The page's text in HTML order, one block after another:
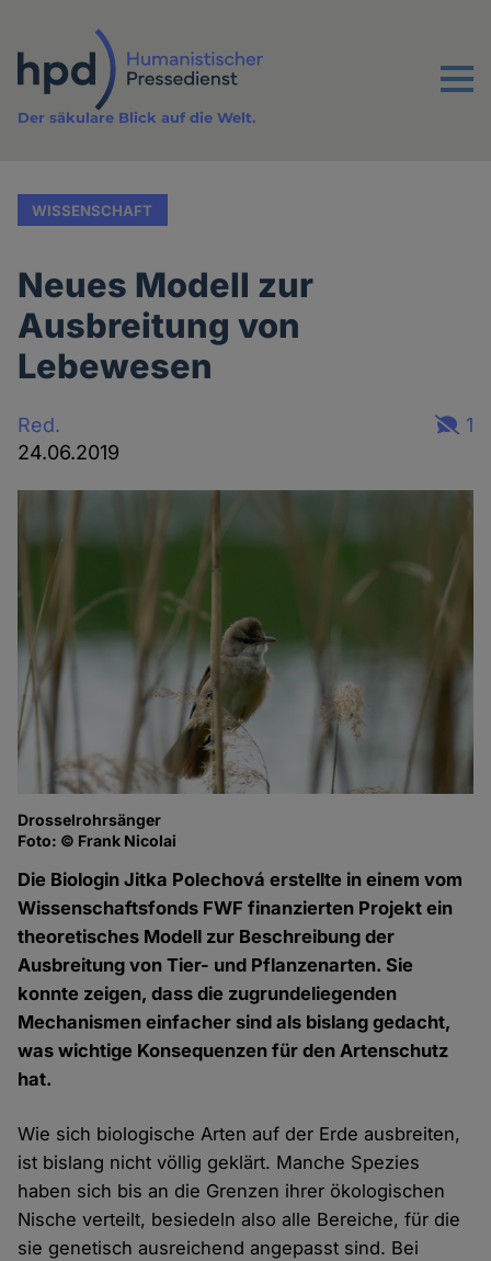
Inhalt
Menu
Der säkulare Blick auf die Welt.
WISSENSCHAFT
Neues Modell zur
Ausbreitung von
Lebewesen
Red.
24.06.2019
1
Drosselrohrsänger
Foto: © Frank Nicolai
Die Biologin Jitka Polechová erstellte in einem vom
Wissenschaftsfonds FWF finanzierten Projekt ein
theoretisches Modell zur Beschreibung der
Ausbreitung von Tier- und Pflanzenarten. Sie
konnte zeigen, dass die zugrundeliegenden
Mechanismen einfacher sind als bislang gedacht,
was wichtige Konsequenzen für den Artenschutz
hat.
Wie sich biologische Arten auf der Erde ausbreiten,
ist bislang nicht völlig geklärt. Manche Spezies
haben sich bis an die Grenzen ihrer ökologischen
Nische verteilt, besiedeln also alle Bereiche, für die
sie genetisch ausreichend angepasst sind. Bei